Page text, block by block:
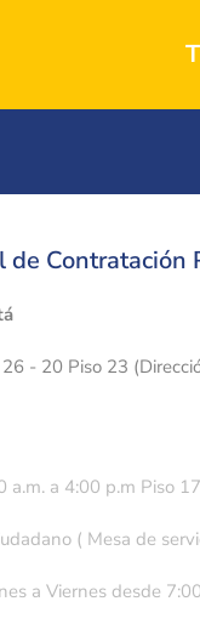
de Contratación
- 20 Piso 23
a.m. a 4:00 p.m Piso 17
( Mesa de
a Viernes desde